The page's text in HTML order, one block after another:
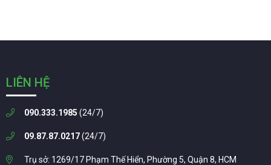
LIÊN HỆ
090.333.1985 (24/7)
09.87.87.0217(24/7)
Trụ sở: 1269/17 Phạm Thế Hiển, Phường 5, Quận 8, HCM